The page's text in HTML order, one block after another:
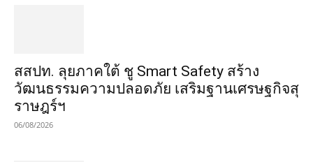
​สสปท. ลุยภาคใต้ ชู Smart Safety สร้าง
วัฒนธรรมความปลอดภัย เสริมฐานเศรษฐกิจสุ
ราษฎร์ฯ
06/08/2026